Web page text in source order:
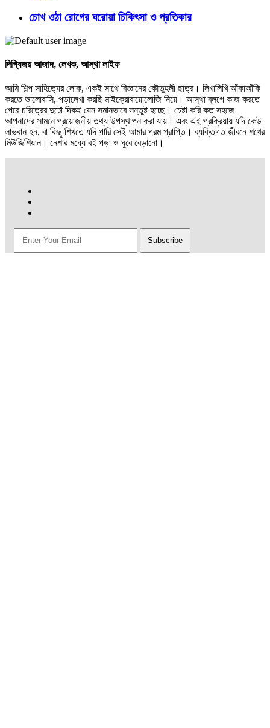
চোখ ওঠা রোগের ঘরোয়া চিকিৎসা ও প্রতিকার
দিগ্বিজয় আজাদ, লেখক, আস্থা লাইফ
আমি শিল্প সাহিত্যের লোক, একই সাথে বিজ্ঞানের কৌতুহলী ছাত্র। লিখালিখি আঁকাআঁকি
করতে ভালোবাসি, পড়ালেখা করছি মাইক্রোবায়োলোজি নিয়ে। আস্থা ব্লগে কাজ করতে
পেরে চরিত্রের দুটো দিকই যেন সমানভাবে সন্তুষ্ট হচ্ছে। চেষ্টা করি কত সহজে
আপনাদের সামনে প্রয়োজনীয় তথ্য উপস্থাপন করা যায়। এবং এই প্রক্রিয়ায় যদি কেউ
লাভবান হন, বা কিছু শিখতে যদি পারি সেই আমার পরম প্রাপ্তি। ব্যক্তিগত জীবনে শখের
মিউজিশিয়ান। নেশার মধ্যে বই পড়া ও ঘুরে বেড়ানো।